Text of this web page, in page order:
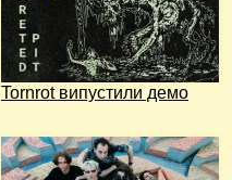
Tornrot випустили демо